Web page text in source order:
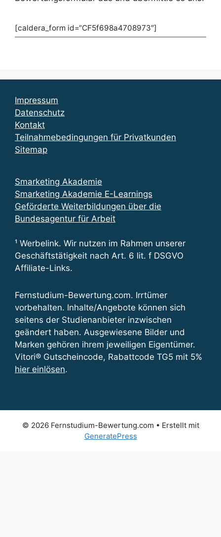
[caldera_form id=“CF5f698a4708973″]
Impressum
Datenschutz
Kontakt
Teilnahmebedingungen für Privatkunden
Sitemap
Smarketing Akademie
Smarketing Akademie E-Learnings
Geförderte Weiterbildungen über die
Bundesagentur für Arbeit
¹ Werbelink. Wir nutzen im Rahmen unserer
Geschäftstätigkeit nach Art. 6 lit. f DSGVO
Affiliate-Links.
Fernstudium-Bewertung.com. Irrtümer
vorbehalten. Inhalte/Angebote können sich
seitens der Studienanbieter inzwischen
geändert haben. Ausgewiesene Bilder und
Marken gehören ihrem jeweiligen Eigentümer.
Vitori® Gutscheincode, Rabattcode TG5 mit 5%
hier einlösen.
© 2026 Fernstudium-Bewertung.com • Erstellt mit
GeneratePress